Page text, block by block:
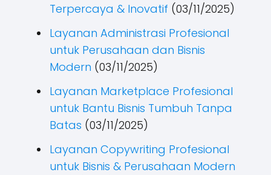
Terpercaya & Inovatif (03/11/2025)
Layanan Administrasi Profesional
untuk Perusahaan dan Bisnis
Modern (03/11/2025)
Layanan Marketplace Profesional
untuk Bantu Bisnis Tumbuh Tanpa
Batas (03/11/2025)
Layanan Copywriting Profesional
untuk Bisnis & Perusahaan Modern